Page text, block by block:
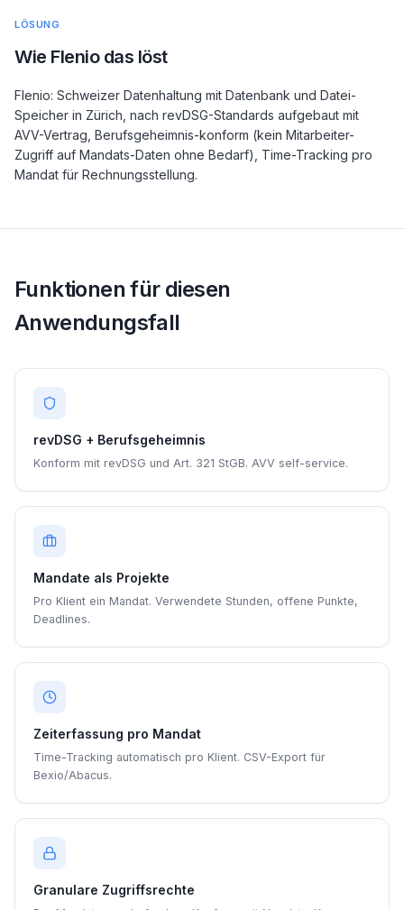
LÖSUNG
Wie Flenio das löst
Flenio: Schweizer Datenhaltung mit Datenbank und Datei-
Speicher in Zürich, nach revDSG-Standards aufgebaut mit
AVV-Vertrag, Berufsgeheimnis-konform (kein Mitarbeiter-
Zugriff auf Mandats-Daten ohne Bedarf), Time-Tracking pro
Mandat für Rechnungsstellung.
Funktionen für diesen
Anwendungsfall
revDSG + Berufsgeheimnis
Konform mit revDSG und Art. 321 StGB. AVV self-service.
Mandate als Projekte
Pro Klient ein Mandat. Verwendete Stunden, offene Punkte,
Deadlines.
Zeiterfassung pro Mandat
Time-Tracking automatisch pro Klient. CSV-Export für
Bexio/Abacus.
Granulare Zugriffsrechte